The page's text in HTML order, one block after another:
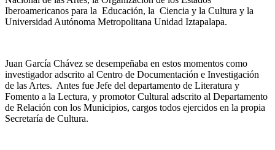
Iberoamericanos para la Educación, la Ciencia y la Cultura y la
Universidad Autónoma Metropolitana Unidad Iztapalapa.
Juan García Chávez se desempeñaba en estos momentos como
investigador adscrito al Centro de Documentación e Investigación
de las Artes. Antes fue Jefe del departamento de Literatura y
Fomento a la Lectura, y promotor Cultural adscrito al Departamento
de Relación con los Municipios, cargos todos ejercidos en la propia
Secretaría de Cultura.